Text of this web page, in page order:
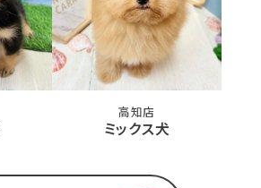
高知店
ミックス犬